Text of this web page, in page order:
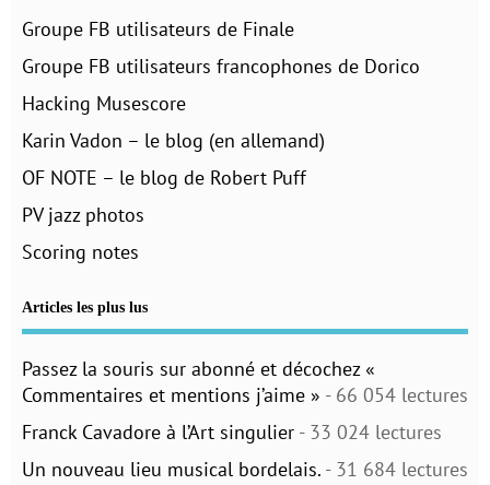
Groupe FB utilisateurs de Finale
Groupe FB utilisateurs francophones de Dorico
Hacking Musescore
Karin Vadon – le blog (en allemand)
OF NOTE – le blog de Robert Puff
PV jazz photos
Scoring notes
Articles les plus lus
Passez la souris sur abonné et décochez «
Commentaires et mentions j’aime » - 66 054 lectures
Franck Cavadore à l’Art singulier - 33 024 lectures
Un nouveau lieu musical bordelais. - 31 684 lectures